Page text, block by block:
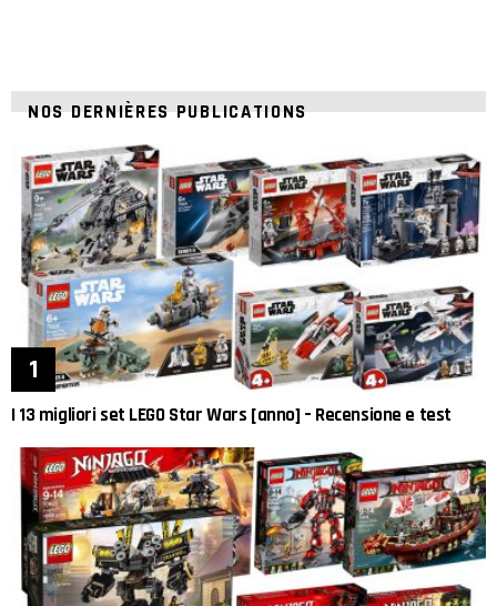
NOS DERNIÈRES PUBLICATIONS
I 13 migliori set LEGO Star Wars [anno] – Recensione e test